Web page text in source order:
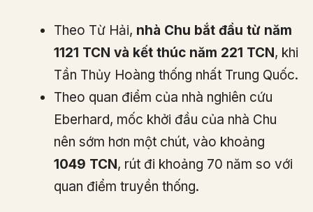
Theo Từ Hải, nhà Chu bắt đầu từ năm
1121 TCN và kết thúc năm 221 TCN, khi
Tần Thủy Hoàng thống nhất Trung Quốc.
Theo quan điểm của nhà nghiên cứu
Eberhard, mốc khởi đầu của nhà Chu
nên sớm hơn một chút, vào khoảng
1049 TCN, rút đi khoảng 70 năm so với
quan điểm truyền thống.